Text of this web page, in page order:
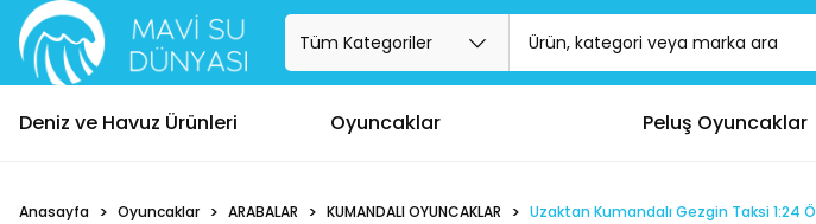
Deniz ve Havuz Ürünleri Oyuncaklar Peluş Oyuncaklar
Anasayfa Oyuncaklar ARABALAR KUMANDALI OYUNCAKLAR Uzaktan Kumandalı Gezgin Taksi 1:24